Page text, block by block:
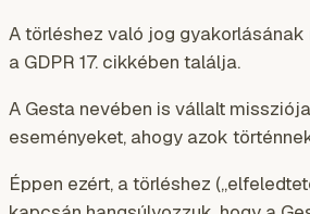
A törléshez való jog
a GDPR 17. cikkében találja.
A Gesta nevében is vállalt
eseményeket, ahogy azok
Éppen ezért, a törléshez